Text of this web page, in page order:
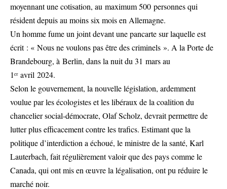
moyennant une cotisation, au maximum 500 personnes qui
résident depuis au moins six mois en Allemagne.
Un homme fume un joint devant une pancarte sur laquelle est
écrit : « Nous ne voulons pas être des criminels ». A la Porte de
Brandebourg, à Berlin, dans la nuit du 31 mars au
1ᵉʳ avril 2024.
Selon le gouvernement, la nouvelle législation, ardemment
voulue par les écologistes et les libéraux de la coalition du
chancelier social-démocrate, Olaf Scholz, devrait permettre de
lutter plus efficacement contre les trafics. Estimant que la
politique d’interdiction a échoué, le ministre de la santé, Karl
Lauterbach, fait régulièrement valoir que des pays comme le
Canada, qui ont mis en œuvre la légalisation, ont pu réduire le
marché noir.